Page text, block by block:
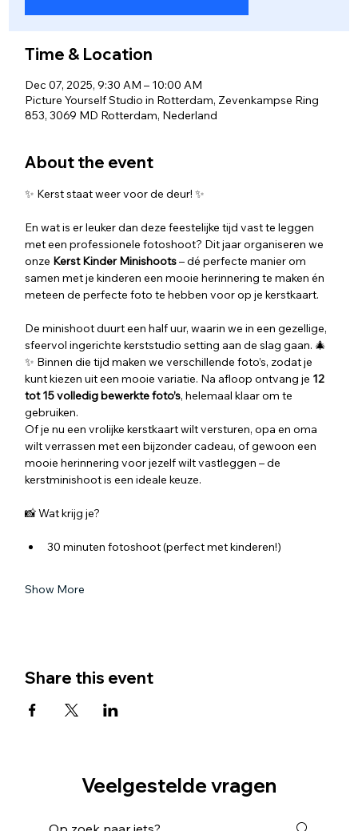
Veelgestelde vragen
Time & Location
Dec 07, 2025, 9:30 AM – 10:00 AM
Picture Yourself Studio in Rotterdam, Zevenkampse Ring
853, 3069 MD Rotterdam, Nederland
About the event
✨ Kerst staat weer voor de deur! ✨
En wat is er leuker dan deze feestelijke tijd vast te leggen
met een professionele fotoshoot? Dit jaar organiseren we
onze Kerst Kinder Minishoots – dé perfecte manier om
samen met je kinderen een mooie herinnering te maken én
meteen de perfecte foto te hebben voor op je kerstkaart.
De minishoot duurt een half uur, waarin we in een gezellige,
sfeervol ingerichte kerststudio setting aan de slag gaan. 🎄
✨ Binnen die tijd maken we verschillende foto’s, zodat je
kunt kiezen uit een mooie variatie. Na afloop ontvang je 12
tot 15 volledig bewerkte foto’s, helemaal klaar om te
gebruiken.
Of je nu een vrolijke kerstkaart wilt versturen, opa en oma
wilt verrassen met een bijzonder cadeau, of gewoon een
mooie herinnering voor jezelf wilt vastleggen – de
kerstminishoot is een ideale keuze.
📸 Wat krijg je?
30 minuten fotoshoot (perfect met kinderen!)
Show More
Share this event